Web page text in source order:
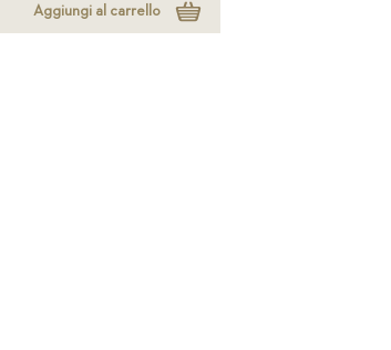
Aggiungi al carrello